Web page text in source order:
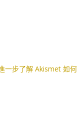
一步了解 Akismet 如何